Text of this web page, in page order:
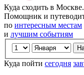
Куда сходить в
Помощник и
по интересным местам
и лучшим событиям
Куда пойти сегодня